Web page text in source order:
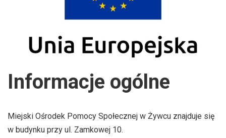
Informacje ogólne
Miejski Ośrodek Pomocy Społecznej w Żywcu znajduje się
w budynku przy ul. Zamkowej 10.